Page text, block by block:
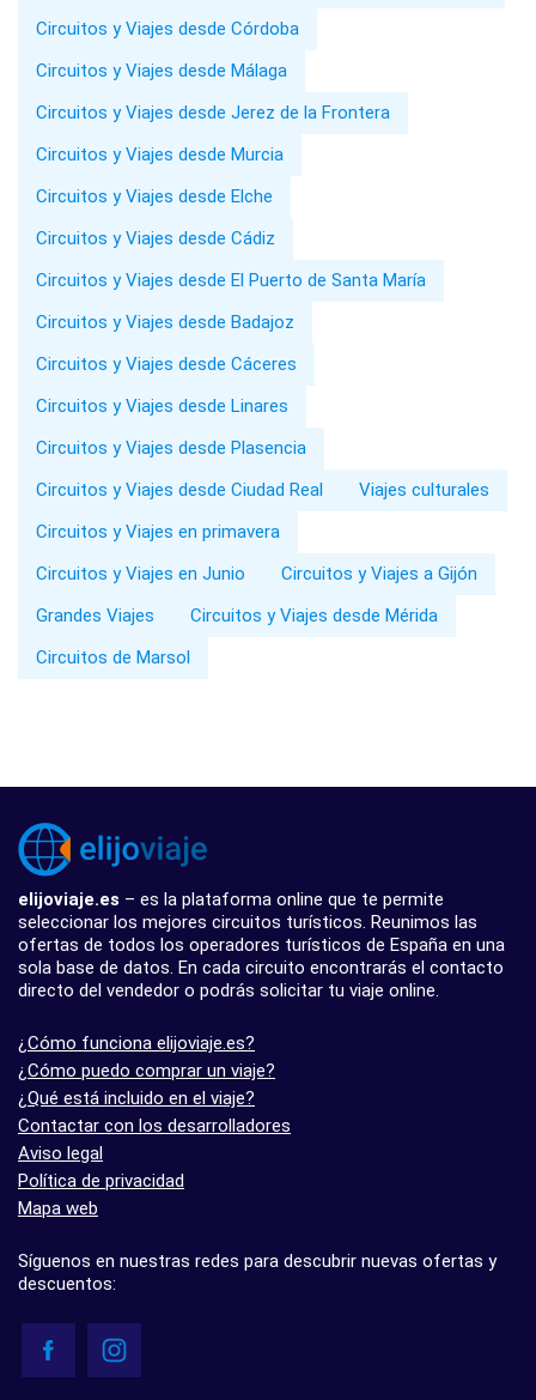
Circuitos y Viajes desde Córdoba
Circuitos y Viajes desde Málaga
Circuitos y Viajes desde Jerez de la Frontera
Circuitos y Viajes desde Murcia
Circuitos y Viajes desde Elche
Circuitos y Viajes desde Cádiz
Circuitos y Viajes desde El Puerto de Santa María
Circuitos y Viajes desde Badajoz
Circuitos y Viajes desde Cáceres
Circuitos y Viajes desde Linares
Circuitos y Viajes desde Plasencia
Circuitos y Viajes desde Ciudad Real
Viajes culturales
Circuitos y Viajes en primavera
Circuitos y Viajes en Junio
Circuitos y Viajes a Gijón
Grandes Viajes
Circuitos y Viajes desde Mérida
Circuitos de Marsol
elijoviaje.es – es la plataforma online que te permite
seleccionar los mejores circuitos turísticos. Reunimos las
ofertas de todos los operadores turísticos de España en una
sola base de datos. En cada circuito encontrarás el contacto
directo del vendedor o podrás solicitar tu viaje online.
¿Cómo funciona elijoviaje.es?
¿Cómo puedo comprar un viaje?
¿Qué está incluido en el viaje?
Contactar con los desarrolladores
Aviso legal
Política de privacidad
Mapa web
Síguenos en nuestras redes para descubrir nuevas ofertas y
descuentos: